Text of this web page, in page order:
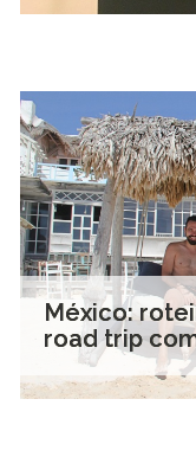
México:
road trip